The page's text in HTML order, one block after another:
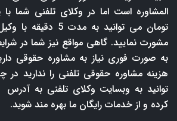
تومان می توانید به
مشورت نمایید. گاهی مواقع نیز شما در
به صورت فوری نیاز به مشاوره حقوقی
هزینه مشاوره حقوقی تلفنی را ندارید
توانید به وبسایت وکلای تلفنی به آدرس
کرده و از خدمات رایگان ما بهره مند شوید.